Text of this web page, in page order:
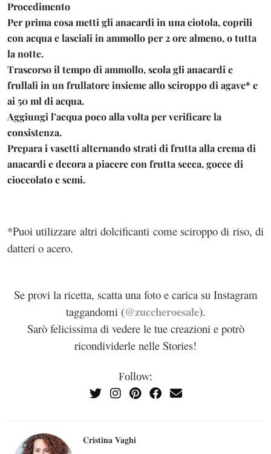
Procedimento
Per prima cosa metti gli anacardi in una ciotola, coprili
con acqua e lasciali in ammollo per 2 ore almeno, o tutta
la notte.
Trascorso il tempo di ammollo, scola gli anacardi e
frullali in un frullatore insieme allo sciroppo di agave* e
ai 50 ml di acqua.
Aggiungi l’acqua poco alla volta per verificare la
consistenza.
Prepara i vasetti alternando strati di frutta alla crema di
anacardi e decora a piacere con frutta secca, gocce di
cioccolato e semi.
*Puoi utilizzare altri dolcificanti come sciroppo di riso, di
datteri o acero.
Se provi la ricetta, scatta una foto e carica su Instagram
taggandomi (@zuccheroesale).
Sarò felicissima di vedere le tue creazioni e potrò
ricondividerle nelle Stories!
Follow:
Cristina Vaghi